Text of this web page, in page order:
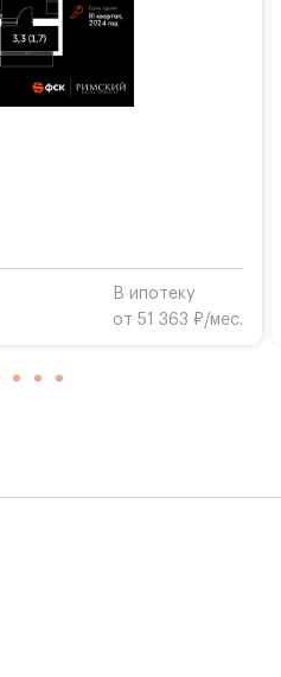
Это значительно
и позволяет спокойно
в будни. Разнообразные
местом семейных
В ипотеку
от 51 363 ₽/мес.